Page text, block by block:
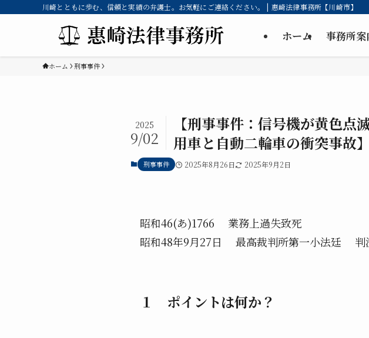
川崎とともに歩む、信頼と実績の弁護士。お気軽にご連絡ください。 | 惠崎法律事務所【川崎市】
ホーム 事務所案
ホーム 刑事事件
【刑事事件：信号機が黄色
用車と自動二輪車の衝突事故】
2025
9/02
刑事事件 2025年8月26日 2025年9月2日
昭和46(あ)1766 業務上過失致死
昭和48年9月27日 最高裁判所第一小法廷 判
１ ポイントは何か？